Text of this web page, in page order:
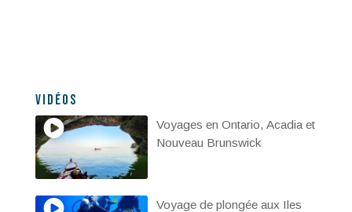
Vidéos
Voyages en Ontario, Acadia et
Nouveau Brunswick
Voyage de plongée aux Iles